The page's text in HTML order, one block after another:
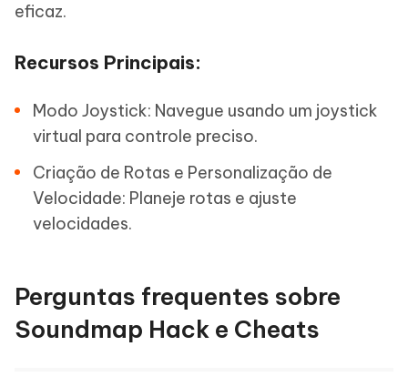
eficaz.
Recursos Principais:
Modo Joystick: Navegue usando um joystick
virtual para controle preciso.
Criação de Rotas e Personalização de
Velocidade: Planeje rotas e ajuste
velocidades.
Perguntas frequentes sobre
Soundmap Hack e Cheats